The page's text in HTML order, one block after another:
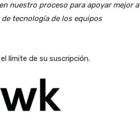
nuestro proceso para apoyar mejor a
tecnología de los equipos
límite de su suscripción.